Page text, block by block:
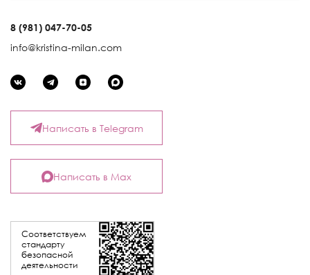
8 (981) 047-70-05
info@kristina-milan.com
Соответствуем
стандарту
безопасной
деятельности
Написать в Telegram
Написать в Max